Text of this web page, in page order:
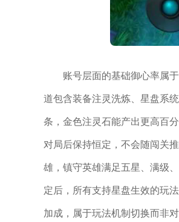
账号层面的基础御心率属
道包含装备注灵洗炼、星盘系
条，金色注灵石能产出更高百
对局后保持恒定，不会随闯关
雄，镇守英雄满足五星、满级
定后，所有支持星盘生效的玩
加成，属于玩法机制切换而非